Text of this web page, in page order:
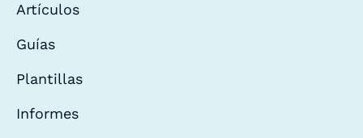
Artículos
Guías
Plantillas
Informes